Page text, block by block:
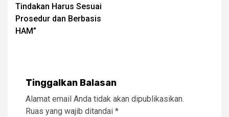
Tindakan Harus Sesuai
Prosedur dan Berbasis
HAM”
Tinggalkan Balasan
Alamat email Anda tidak akan dipublikasikan.
Ruas yang wajib ditandai *